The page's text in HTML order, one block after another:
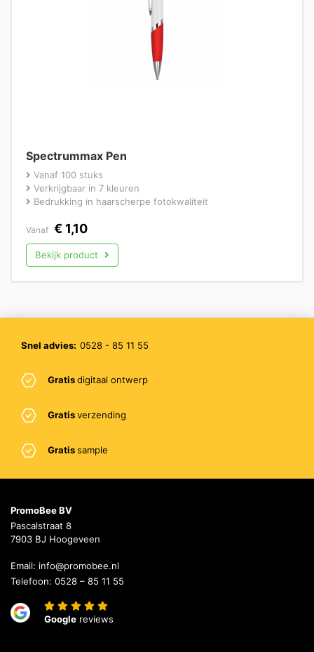
Spectrummax Pen
Vanaf 100 stuks
Verkrijgbaar in 7 kleuren
Bedrukking in haarscherpe fotokwaliteit
Vanaf € 1,10
Bekijk product
Snel advies: 0528 - 85 11 55
Gratisdigitaal ontwerp
Gratisverzending
Gratissample
PromoBee BV
Pascalstraat 8
7903 BJ Hoogeveen
Email: info@promobee.nl
Telefoon: 0528 – 85 11 55
Google reviews